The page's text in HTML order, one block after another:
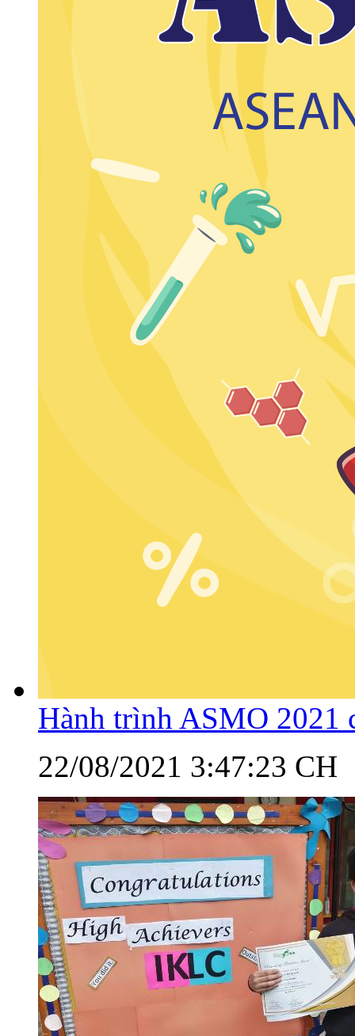
Hành trình ASMO 2021
22/08/2021 3:47:23 CH